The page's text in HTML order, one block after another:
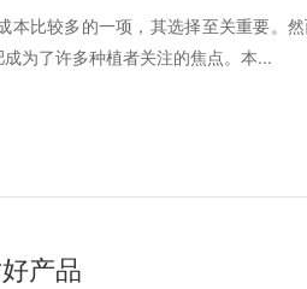
比较多的一项，其选择至关重要。
为了许多种植者关注的焦点。本...
产品